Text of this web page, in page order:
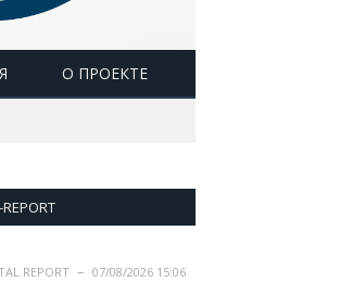
О ПРОЕКТЕ
REPORT
07/08/2026 15:06